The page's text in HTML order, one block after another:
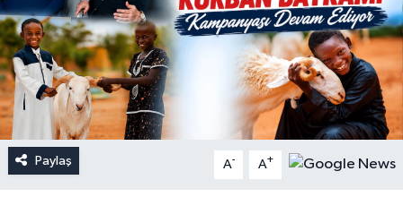
Paylaş A- A+